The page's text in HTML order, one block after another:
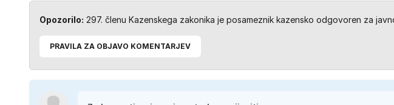
Opozorilo: 297. členu Kazenskega zakonika je posameznik kazensko odgovoren za
PRAVILA ZA OBJAVO KOMENTARJEV